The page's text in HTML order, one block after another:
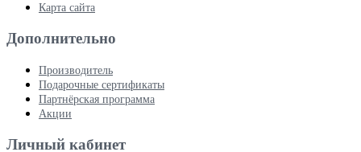
Карта сайта
Дополнительно
Производитель
Подарочные сертификаты
Партнёрская программа
Акции
Личный кабинет